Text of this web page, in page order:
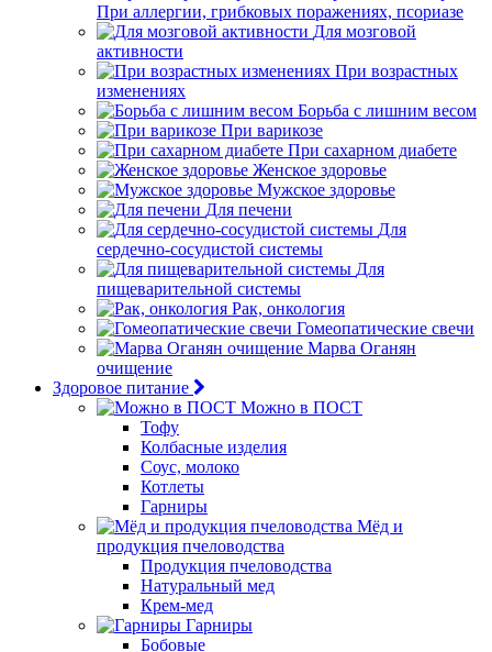
При аллергии, грибковых поражениях, псориазе
Для мозговой
активности
При возрастных
изменениях
Борьба с лишним весом
При варикозе
При сахарном диабете
Женское здоровье
Мужское здоровье
Для печени
Для
сердечно-сосудистой системы
Для
пищеварительной системы
Рак, онкология
Гомеопатические свечи
Марва Оганян
очищение
Здоровое питание
Можно в ПОСТ
Тофу
Колбасные изделия
Соус, молоко
Котлеты
Гарниры
Мёд и
продукция пчеловодства
Продукция пчеловодства
Натуральный мед
Крем-мед
Гарниры
Бобовые